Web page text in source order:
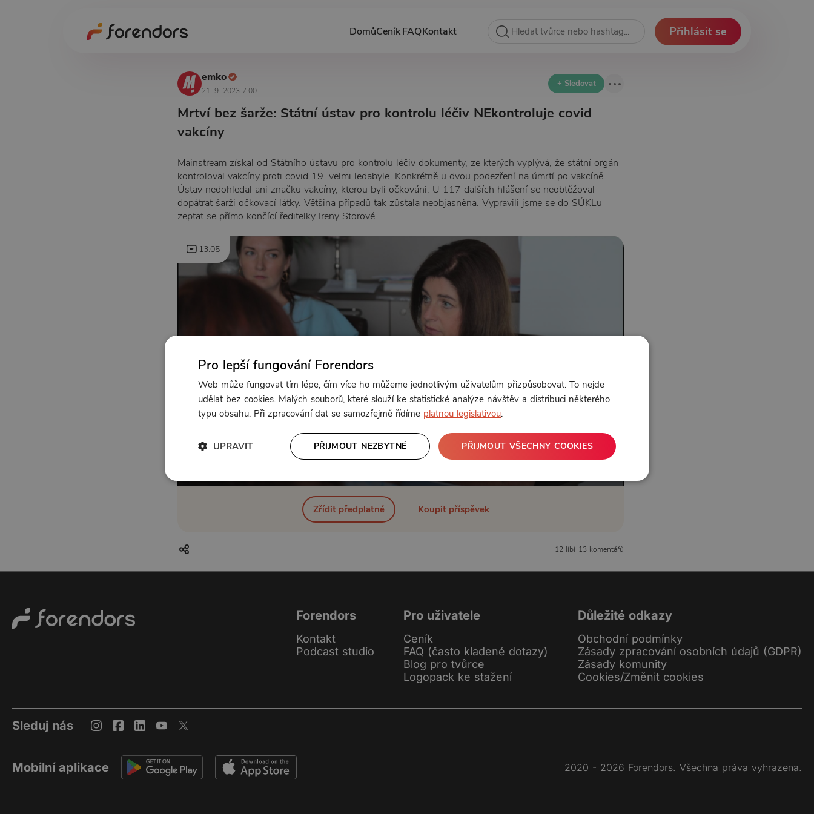
DomůCeníkFAQKontakt Přihlásit se
emko
21. 9. 2023 7:00
+ Sledovat
Mrtví bez šarže: Státní ústav pro kontrolu léčiv NEkontroluje covid
vakcíny
Mainstream získal od Státního ústavu pro kontrolu léčiv dokumenty, ze kterých vyplývá, že státní orgán
kontroloval vakcíny proti covid 19. velmi ledabyle. Konkrétně u dvou podezření na úmrtí po vakcíně
Ústav nedohledal ani značku vakcíny, kterou byli očkováni. U 117 dalších hlášení se neobtěžoval
dopátrat šarži očkovací látky. Většina případů tak zůstala neobjasněna. Vypravili jsme se do SÚKLu
zeptat se přímo končící ředitelky Ireny Storové.
13:05
Od 139 Kč měsíčně nebo 66 Kč jednorázově
Zřídit předplatné Koupit příspěvek
12 líbí 13 komentářů
Forendors
Kontakt
Podcast studio
Pro uživatele
Ceník
FAQ (často kladené dotazy)
Blog pro tvůrce
Logopack ke stažení
Důležité odkazy
Obchodní podmínky
Zásady zpracování osobních údajů (GDPR)
Zásady komunity
Cookies/Změnit cookies
Sleduj nás
Mobilní aplikace 2020 - 2026 Forendors. Všechna práva vyhrazena.
Pro lepší fungování Forendors
Web může fungovat tím lépe, čím více ho můžeme jednotlivým uživatelům přizpůsobovat. To nejde
udělat bez cookies. Malých souborů, které slouží ke statistické analýze návštěv a distribuci některého
typu obsahu. Při zpracování dat se samozřejmě řídíme platnou legislativou.
PŘIJMOUT VŠECHNY COOKIES
PŘIJMOUT NEZBYTNÉ
UPRAVIT